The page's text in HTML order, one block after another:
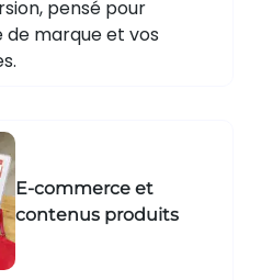
pensé pour
marque et vos
E-commerce et
contenus produits